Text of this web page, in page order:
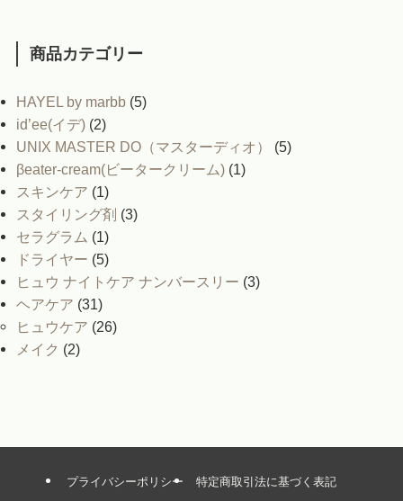
商品カテゴリー
HAYEL by marbb (5)
id’ee(イデ) (2)
UNIX MASTER DO（マスターディオ）
(5)
βeater-cream(ビータークリーム) (1)
スキンケア (1)
スタイリング剤 (3)
セラグラム (1)
ドライヤー (5)
ヒュウ ナイトケア ナンバースリー (3)
ヘアケア (31)
ヒュウケア (26)
メイク (2)
プライバシーポリシー
特定商取引法に基づく表記